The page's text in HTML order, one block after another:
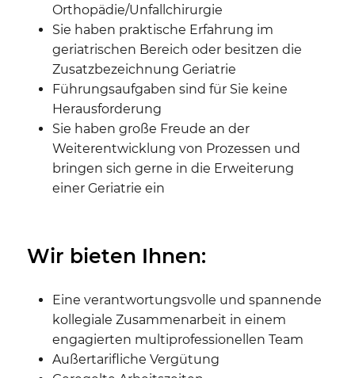
Orthopädie/Unfallchirurgie
Sie haben praktische Erfahrung im
geriatrischen Bereich oder besitzen die
Zusatzbezeichnung Geriatrie
Führungsaufgaben sind für Sie keine
Herausforderung
Sie haben große Freude an der
Weiterentwicklung von Prozessen und
bringen sich gerne in die Erweiterung
einer Geriatrie ein
Wir bieten Ihnen:
Eine verantwortungsvolle und spannende
kollegiale Zusammenarbeit in einem
engagierten multiprofessionellen Team
Außertarifliche Vergütung